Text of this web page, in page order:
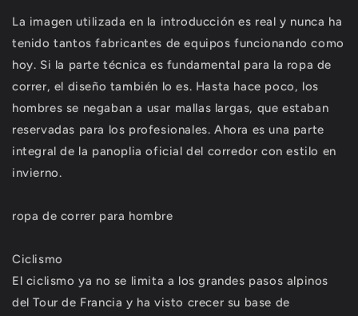
La imagen utilizada en la introducción es real y nunca ha
tenido tantos fabricantes de equipos funcionando como
hoy. Si la parte técnica es fundamental para la ropa de
correr, el diseño también lo es. Hasta hace poco, los
hombres se negaban a usar mallas largas, que estaban
reservadas para los profesionales. Ahora es una parte
integral de la panoplia oficial del corredor con estilo en
invierno.
ropa de correr para hombre
Ciclismo
El ciclismo ya no se limita a los grandes pasos alpinos
del Tour de Francia y ha visto crecer su base de